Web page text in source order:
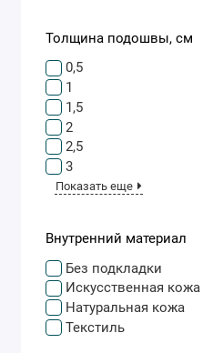
Толщина подошвы, см
0,5
1
1,5
2
2,5
3
Показать еще
Внутренний материал
Без подкладки
Искусственная кожа
Натуральная кожа
Текстиль